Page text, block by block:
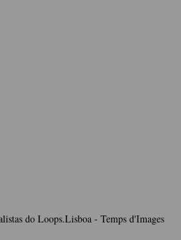
do Loops.Lisboa - Temps d'Images